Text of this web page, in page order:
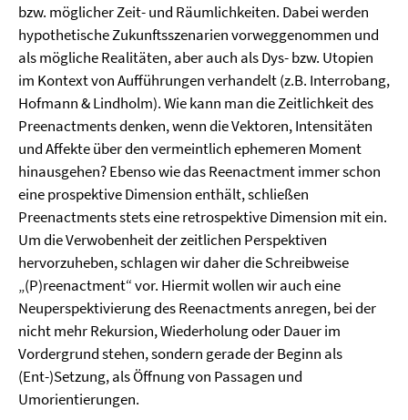
bzw. möglicher Zeit- und Räumlichkeiten. Dabei werden
hypothetische Zukunftsszenarien vorweggenommen und
als mögliche Realitäten, aber auch als Dys- bzw. Utopien
im Kontext von Aufführungen verhandelt (z.B. Interrobang,
Hofmann & Lindholm). Wie kann man die Zeitlichkeit des
Preenactments denken, wenn die Vektoren, Intensitäten
und Affekte über den vermeintlich ephemeren Moment
hinausgehen? Ebenso wie das Reenactment immer schon
eine prospektive Dimension enthält, schließen
Preenactments stets eine retrospektive Dimension mit ein.
Um die Verwobenheit der zeitlichen Perspektiven
hervorzuheben, schlagen wir daher die Schreibweise
„(P)reenactment“ vor. Hiermit wollen wir auch eine
Neuperspektivierung des Reenactments anregen, bei der
nicht mehr Rekursion, Wiederholung oder Dauer im
Vordergrund stehen, sondern gerade der Beginn als
(Ent-)Setzung, als Öffnung von Passagen und
Umorientierungen.